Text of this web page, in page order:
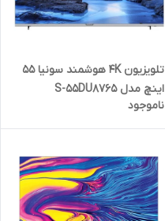
تلویزیون 4K هوشمند سونیا 55
اینچ مدل S-55DU8765
ناموجود